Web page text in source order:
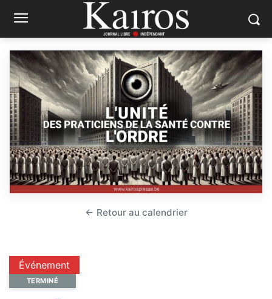
Événement
TERMINÉ
← Retour au calendrier